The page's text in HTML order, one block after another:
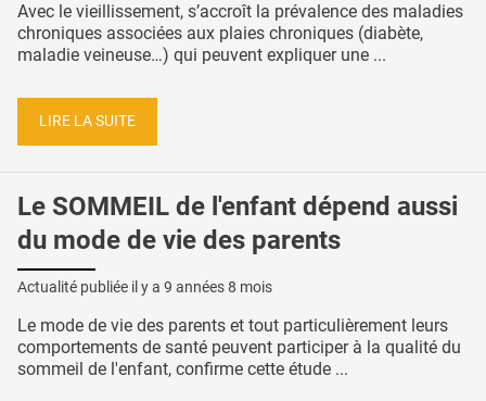
Avec le vieillissement, s’accroît la prévalence des maladies
chroniques associées aux plaies chroniques (diabète,
maladie veineuse…) qui peuvent expliquer une ...
LIRE LA SUITE
Le SOMMEIL de l'enfant dépend aussi
du mode de vie des parents
Actualité publiée il y a 9 années 8 mois
Le mode de vie des parents et tout particulièrement leurs
comportements de santé peuvent participer à la qualité du
sommeil de l'enfant, confirme cette étude ...